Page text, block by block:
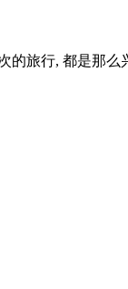
旅行, 都是那么